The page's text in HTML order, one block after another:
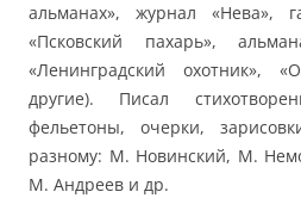
альманах», журнал «Нева»,
«Псковский пахарь»,
«Ленинградский охотник»,
другие). Писал
фельетоны, очерки,
разному: М. Новинский, М.
М. Андреев и др.